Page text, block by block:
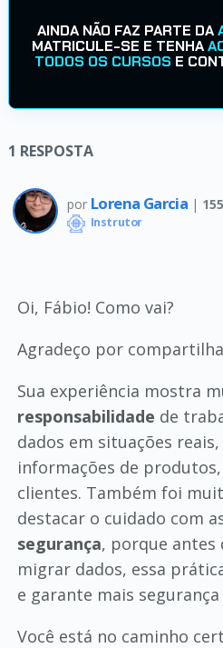
AINDA NÃO FAZ PARTE DA
MATRICULE-SE E TENHA
TODOS OS CURSOS E
1 RESPOSTA
por Lorena Garcia |
Instrutor
Oi, Fábio! Como vai?
Agradeço por
Sua experiência mostra
responsabilidade de
dados em situações
informações de
clientes. Também foi
destacar o cuidado com
segurança, porque
migrar dados, essa
e garante mais
Você está no caminho